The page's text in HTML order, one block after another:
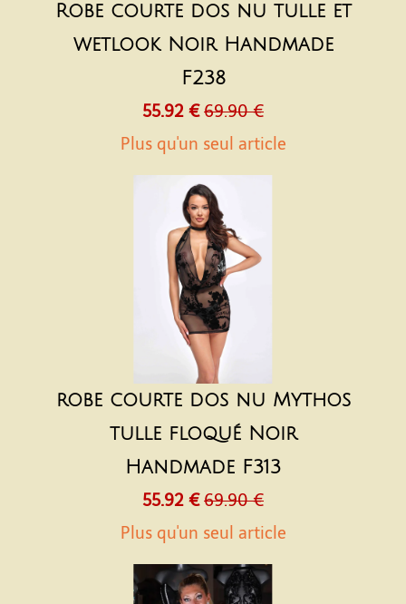
Robe courte dos nu tulle et
wetlook Noir Handmade
F238
55.92 € 69.90 €
Plus qu'un seul article
robe courte dos nu Mythos
tulle floqué Noir
Handmade F313
55.92 € 69.90 €
Plus qu'un seul article